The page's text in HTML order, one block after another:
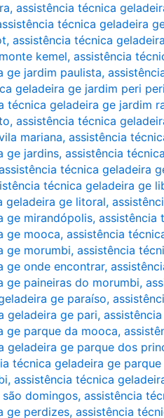
, assistência técnica
técnica geladeira
, assistência técnica
kemel, assistência
ge jardim paulista,
geladeira ge jardim peri peri
técnica geladeira ge jardim
, assistência técnica
mariana, assistência
ge jardins, assistência
técnica geladeira
técnica geladeira ge
geladeira ge litoral,
ge mirandópolis, assistência
ge mooca, assistência
ge morumbi, assistência
ge onde encontrar,
ge paineiras do morumbi,
ge paraíso,
geladeira ge pari,
ge parque da mooca,
geladeira ge parque dos
técnica geladeira ge parque
, assistência técnica
domingos, assistência
ge perdizes, assistência